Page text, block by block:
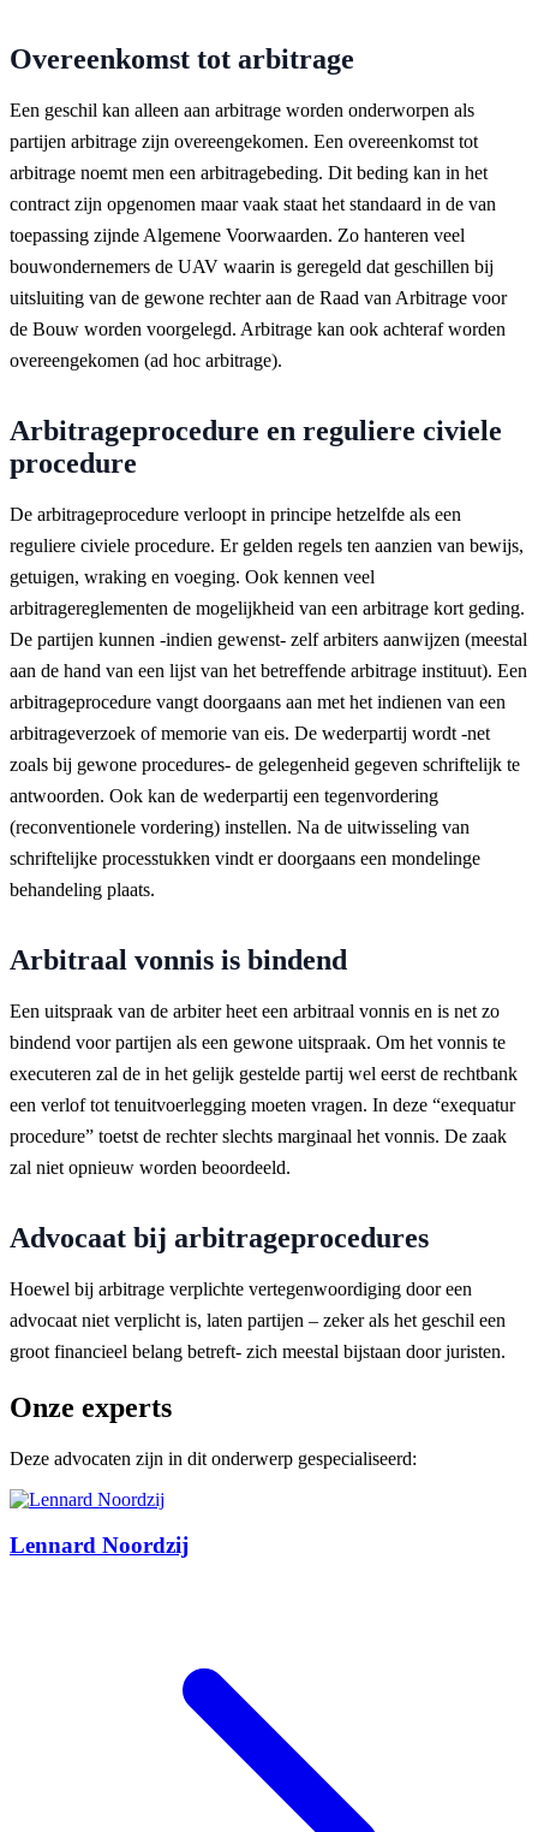
Overeenkomst tot arbitrage
Een geschil kan alleen aan arbitrage worden onderworpen als
partijen arbitrage zijn overeengekomen. Een overeenkomst tot
arbitrage noemt men een arbitragebeding. Dit beding kan in het
contract zijn opgenomen maar vaak staat het standaard in de van
toepassing zijnde Algemene Voorwaarden. Zo hanteren veel
bouwondernemers de UAV waarin is geregeld dat geschillen bij
uitsluiting van de gewone rechter aan de Raad van Arbitrage voor
de Bouw worden voorgelegd. Arbitrage kan ook achteraf worden
overeengekomen (ad hoc arbitrage).
Arbitrageprocedure en reguliere civiele
procedure
De arbitrageprocedure verloopt in principe hetzelfde als een
reguliere civiele procedure. Er gelden regels ten aanzien van bewijs,
getuigen, wraking en voeging. Ook kennen veel
arbitragereglementen de mogelijkheid van een arbitrage kort geding.
De partijen kunnen -indien gewenst- zelf arbiters aanwijzen (meestal
aan de hand van een lijst van het betreffende arbitrage instituut). Een
arbitrageprocedure vangt doorgaans aan met het indienen van een
arbitrageverzoek of memorie van eis. De wederpartij wordt -net
zoals bij gewone procedures- de gelegenheid gegeven schriftelijk te
antwoorden. Ook kan de wederpartij een tegenvordering
(reconventionele vordering) instellen. Na de uitwisseling van
schriftelijke processtukken vindt er doorgaans een mondelinge
behandeling plaats.
Arbitraal vonnis is bindend
Een uitspraak van de arbiter heet een arbitraal vonnis en is net zo
bindend voor partijen als een gewone uitspraak. Om het vonnis te
executeren zal de in het gelijk gestelde partij wel eerst de rechtbank
een verlof tot tenuitvoerlegging moeten vragen. In deze “exequatur
procedure” toetst de rechter slechts marginaal het vonnis. De zaak
zal niet opnieuw worden beoordeeld.
Advocaat bij arbitrageprocedures
Hoewel bij arbitrage verplichte vertegenwoordiging door een
advocaat niet verplicht is, laten partijen – zeker als het geschil een
groot financieel belang betreft- zich meestal bijstaan door juristen.
Onze experts
Deze advocaten zijn in dit onderwerp gespecialiseerd:
Lennard Noordzij